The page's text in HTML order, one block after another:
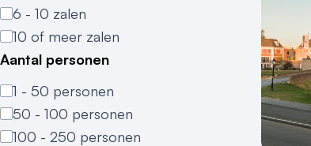
6 - 10 zalen
10 of meer zalen
Aantal personen
1 - 50 personen
50 - 100 personen
100 - 250 personen